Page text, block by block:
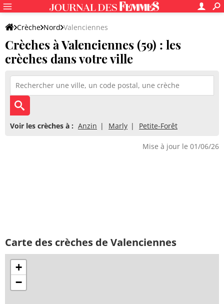
Crèche Nord Valenciennes
Crèches à Valenciennes (59) : les
crèches dans votre ville
Voir les crèches à : Anzin Marly Petite-Forêt
Mise à jour le 01/06/26
Carte des crèches de Valenciennes
+
−